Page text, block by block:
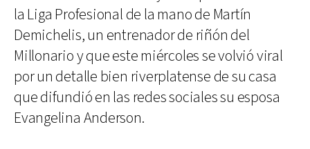
la Liga Profesional de la mano de Martín
Demichelis, un entrenador de riñón del
Millonario y que este miércoles se volvió viral
por un detalle bien riverplatense de su casa
que difundió en las redes sociales su esposa
Evangelina Anderson.